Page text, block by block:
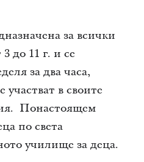
за всички
до 11 г. и се
за два часа,
в своите
Понастоящем
по света
училище за деца.